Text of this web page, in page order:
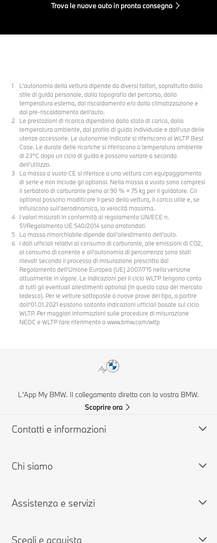
Trova le nuove auto in pronta consegna
L’autonomia della vettura dipende da diversi fattori, soprattutto dallo
stile di guida personale, dalla topografia del percorso, dalla
temperatura esterna, dal riscaldamento e/o dalla climatizzazione e
dal pre-riscaldamento dell’auto.
Le prestazioni di ricarica dipendono dallo stato di carica, dalla
temperatura ambiente, dal profilo di guida individuale e dall'uso delle
utenze accessorie. Le autonomie indicate si riferiscono al WLTP Best
Case. Le durate delle ricariche si riferiscono a temperatura ambiente
di 23°C dopo un ciclo di guida e possono variare a seconda
dell’utilizzo.
La massa a vuoto CE si riferisce a una vettura con equipaggiamento
di serie e non include gli optional. Nella massa a vuoto sono compresi
il serbatoio di carburante pieno al 90 % + 75 kg per il guidatore. Gli
optional possono modificare il peso della vettura, il carico utile e, se
influiscono sull’aerodinamica, la velocità massima.
I valori misurati in conformità al regolamento UN/ECE n.
51/Regolamento UE 540/2014 sono arrotondati.
La massa rimorchiabile dipende dall’allestimento dell’auto.
I dati ufficiali relativi al consumo di carburante, alle emissioni di CO2,
al consumo di corrente e all’autonomia di percorrenza sono stati
rilevati secondo il processo di misurazione prescritto dal
Regolamento dell’Unione Europea (UE) 2007/715 nella versione
attualmente in vigore. Le indicazioni per il ciclo WLTP tengono conto
di tutti gli eventuali allestimenti optional (in questo caso del mercato
tedesco). Per le vetture sottoposte a nuove prove del tipo, a partire
dall’01.01.2021 esistono soltanto indicazioni ufficiali basate sul ciclo
WLTP. Per maggiori informazioni sulle procedure di misurazione
NEDC e WLTP fare riferimento a www.bmw.com/wltp
L'App My BMW. Il collegamento diretto con la vostra BMW.
Scoprire ora
Contatti e informazioni
Aiuto & Contatti
Concessionarie & Centri Service BMW
Richiedi un'offerta
Chi siamo
Lavora con noi
BMW Group
Assistenza e servizi
Prenota presso i Centri Service
Scegli e acquista